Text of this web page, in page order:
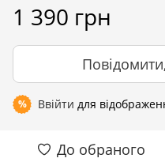
1 390 грн
% Ввійти для
До обраного